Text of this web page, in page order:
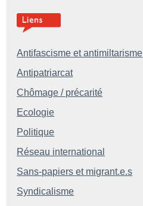
Antifascisme et antimiltarisme
Antipatriarcat
Chômage / précarité
Ecologie
Politique
Réseau international
Sans-papiers et migrant.e.s
Syndicalisme